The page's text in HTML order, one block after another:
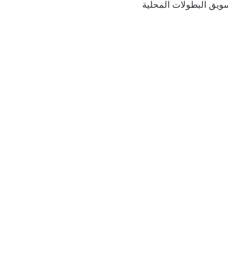
البطولات المحلية